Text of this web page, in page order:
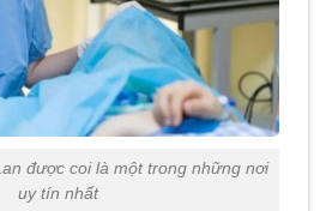
được coi là một trong những nơi
uy tín nhất